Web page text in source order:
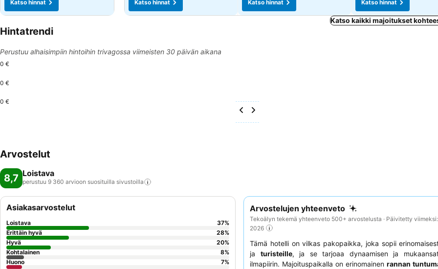
Katso hinnat
Katso hinnat
Katso hinnat
Katso hinnat
Katso kaikki majoitukset
Hintatrendi
Perustuu alhaisimpiin hintoihin trivagossa viimeisten 30 päivän aikana
0 €
0 €
0 €
Arvostelut
8,7 Loistava
perustuu 9 360 arvioon suosituilla sivustoilla
Arvostelujen yhteenveto
Tekoälyn tekemä yhteenveto 500+ arvostelusta · Päivitetty
2026
Tämä hotelli on vilkas pakopaikka, joka sopii
ja turisteille, ja se tarjoaa dynaamisen ja
ilmapiirin. Majoituspaikalla on erinomainen rannan
Asiakasarvostelut
Loistava 37%
Erittäin hyvä
28%
Hyvä
20%
Kohtalainen
8%
Huono
7%